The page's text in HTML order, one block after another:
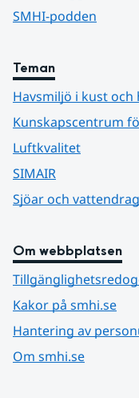
SMHI-podden
Teman
Havsmiljö i kust och
Kunskapscentrum
Luftkvalitet
SIMAIR
Sjöar och vattendrag
Om webbplatsen
Kakor på smhi.se
Hantering av
Om smhi.se